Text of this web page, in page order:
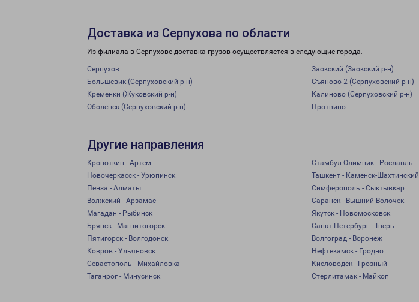
Доставка из Серпухова по области
Из филиала в Серпухове доставка грузов осуществляется в следующие города:
Серпухов Заокский (Заокский р-н)
Большевик (Серпуховский р-н)
Съяново-2 (Серпуховский р-н)
Кременки (Жуковский р-н)
Калиново (Серпуховский р-н)
Оболенск (Серпуховский р-н)
Протвино
Другие направления
Кропоткин - Артем Стамбул Олимпик - Рославль
Новочеркасск - Урюпинск
Ташкент - Каменск-Шахтинский
Пенза - Алматы
Симферополь - Сыктывкар
Волжский - Арзамас
Саранск - Вышний Волочек
Магадан - Рыбинск
Якутск - Новомосковск
Брянск - Магнитогорск
Санкт-Петербург - Тверь
Пятигорск - Волгодонск
Волгоград - Воронеж
Ковров - Ульяновск
Нефтекамск - Гродно
Севастополь - Михайловка
Кисловодск - Грозный
Таганрог - Минусинск
Стерлитамак - Майкоп